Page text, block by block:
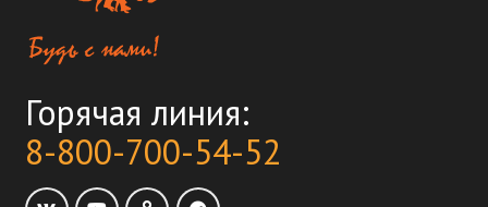
Горячая линия:
8-800-700-54-52